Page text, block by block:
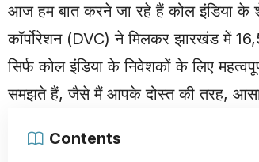
आज हम बात करने जा रहे हैं कोल इंडिया के
कॉर्पोरेशन (DVC) ने मिलकर झारखंड में
सिर्फ कोल इंडिया के निवेशकों के लिए
समझते हैं, जैसे मैं आपके दोस्त की तरह,
Contents